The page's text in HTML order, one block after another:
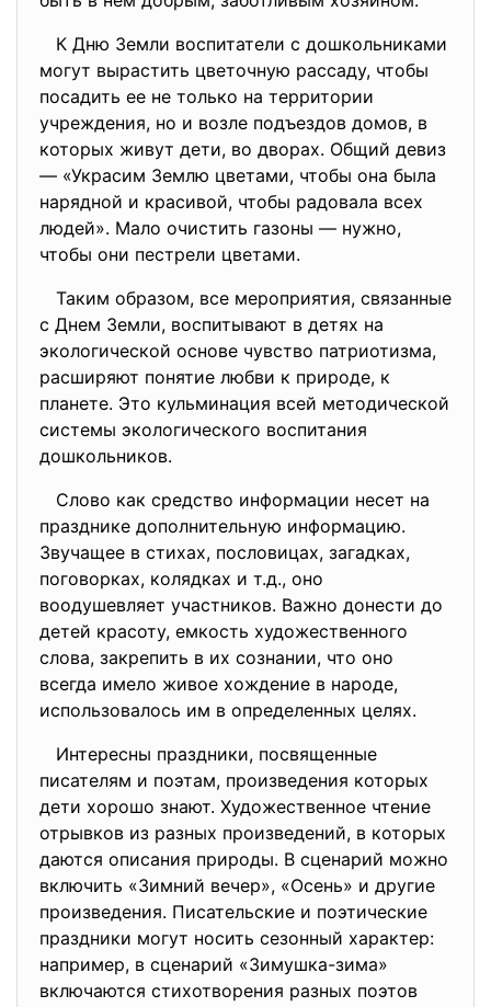
К Дню Земли воспитатели с дошкольниками
могут вырастить цветочную рассаду, чтобы
посадить ее не только на территории
учреждения, но и возле подъездов домов, в
которых живут дети, во дворах. Общий девиз
— «Украсим Землю цветами, чтобы она была
нарядной и красивой, чтобы радовала всех
людей». Мало очистить газоны — нужно,
чтобы они пестрели цветами.
Таким образом, все мероприятия, связанные
с Днем Земли, воспитывают в детях на
экологической основе чувство патриотизма,
расширяют понятие любви к природе, к
планете. Это кульминация всей методической
системы экологического воспитания
дошкольников.
Слово как средство информации несет на
празднике дополнительную информацию.
Звучащее в стихах, пословицах, загадках,
поговорках, колядках и т.д., оно
воодушевляет участников. Важно донести до
детей красоту, емкость художественного
слова, закрепить в их сознании, что оно
всегда имело живое хождение в народе,
использовалось им в определенных целях.
Интересны праздники, посвященные
писателям и поэтам, произведения которых
дети хорошо знают. Художественное чтение
отрывков из разных произведений, в которых
даются описания природы. В сценарий можно
включить «Зимний вечер», «Осень» и другие
произведения. Писательские и поэтические
праздники могут носить сезонный характер:
например, в сценарий «Зимушка-зима»
включаются стихотворения разных поэтов